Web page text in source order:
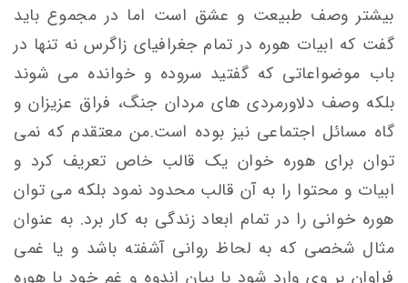
بیشتر وصف طبیعت و عشق است اما در مجموع باید
گفت که ابیات هوره در تمام جغرافیای زاگرس نه تنها در
باب موضواعاتی که گفتید سروده و خوانده می شوند
بلکه وصف دلاورمردی های مردان جنگ، فراق عزیزان و
گاه مسائل اجتماعی نیز بوده است.من معتقدم که نمی
توان برای هوره خوان یک قالب خاص تعریف کرد و
ابیات و محتوا را به آن قالب محدود نمود بلکه می توان
هوره خوانی را در تمام ابعاد زندگی به کار برد. به عنوان
مثال شخصی که به لحاظ روانی آشفته باشد و یا غمی
فراوان بر وی وارد شود با بیان اندوه و غم خود با هوره